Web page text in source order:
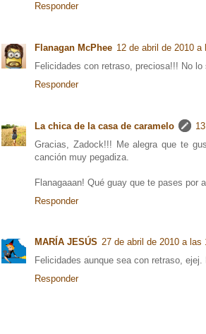
Responder
Flanagan McPhee 12 de abril de 2010 a
Felicidades con retraso, preciosa!!! No
Responder
La chica de la casa de caramelo
Gracias, Zadock!!! Me alegra que te
canción muy pegadiza.
Flanagaaan! Qué guay que te pases por
Responder
MARÍA JESÚS 27 de abril de 2010 a las
Felicidades aunque sea con retraso,
Responder